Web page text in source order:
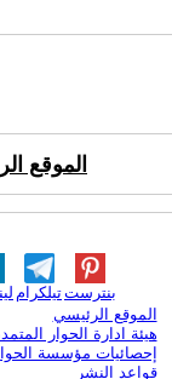
الموقع
تيلكرامبنترست
الموقع الرئيسي
هيئة ادارة الحوار
إحصائيات مؤسسة
قواعد النشر